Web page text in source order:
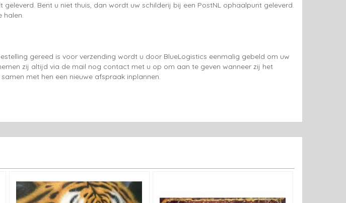
Bent u niet thuis, dan wordt uw schilderij bij een PostNL ophaalpunt geleverd.
halen.
gereed is voor verzending wordt u door BlueLogistics eenmalig gebeld om uw
zij altijd via de mail nog contact met u op om aan te geven wanneer zij het
met hen een nieuwe afspraak inplannen.